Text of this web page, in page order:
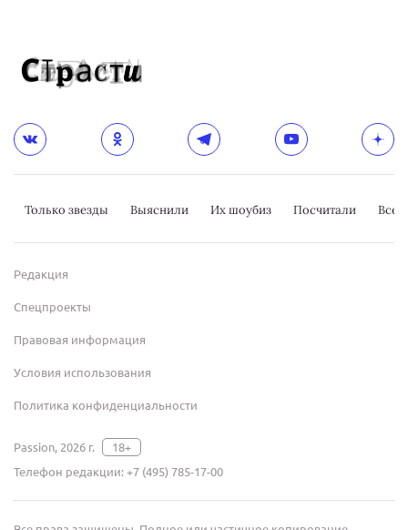
Только звезды Выяснили Их шоубиз Посчитали
Редакция
Спецпроекты
Правовая информация
Условия использования
Политика конфиденциальности
Passion, 2026 г.
18+
Телефон редакции:+7 (495) 785-17-00